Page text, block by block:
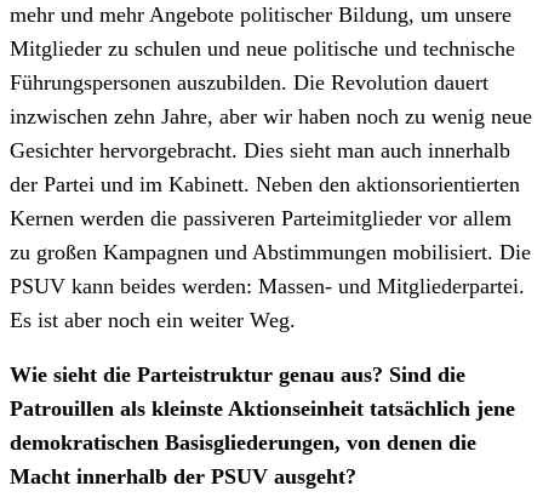
mehr und mehr Angebote politischer Bildung, um unsere
Mitglieder zu schulen und neue politische und technische
Führungspersonen auszubilden. Die Revolution dauert
inzwischen zehn Jahre, aber wir haben noch zu wenig neue
Gesichter hervorgebracht. Dies sieht man auch innerhalb
der Partei und im Kabinett. Neben den aktionsorientierten
Kernen werden die passiveren Parteimitglieder vor allem
zu großen Kampagnen und Abstimmungen mobilisiert. Die
PSUV kann beides werden: Massen- und Mitgliederpartei.
Es ist aber noch ein weiter Weg.
Wie sieht die Parteistruktur genau aus? Sind die
Patrouillen als kleinste Aktionseinheit tatsächlich jene
demokratischen Basisgliederungen, von denen die
Macht innerhalb der PSUV ausgeht?